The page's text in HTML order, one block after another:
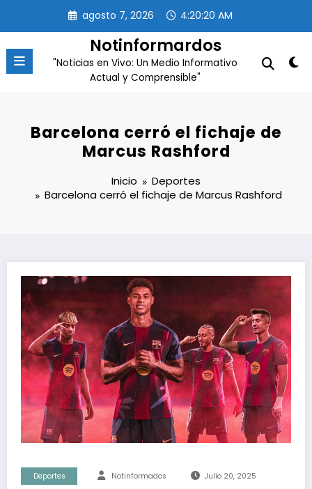
contenido
agosto 7, 2026 4:20:20 AM
Notinformardos
"Noticias en Vivo: Un Medio Informativo
Actual y Comprensible"
Barcelona cerró el fichaje de
Marcus Rashford
Inicio
Deportes
Barcelona cerró el fichaje de Marcus Rashford
Deportes Notinformados Julio 20, 2025